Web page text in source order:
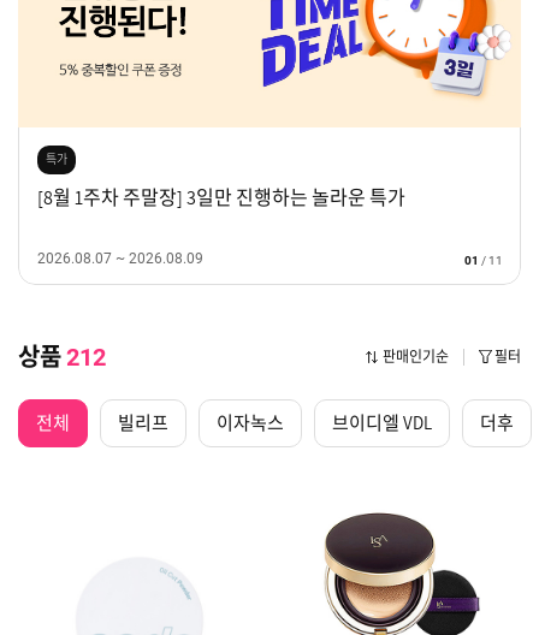
특가
[8월 1주차 주말장] 3일만 진행하는 놀라운 특가
2026.08.07 ~ 2026.08.09 01 /11
상품212 판매인기순 필터
전체 빌리프 이자녹스 브이디엘 VDL 더후